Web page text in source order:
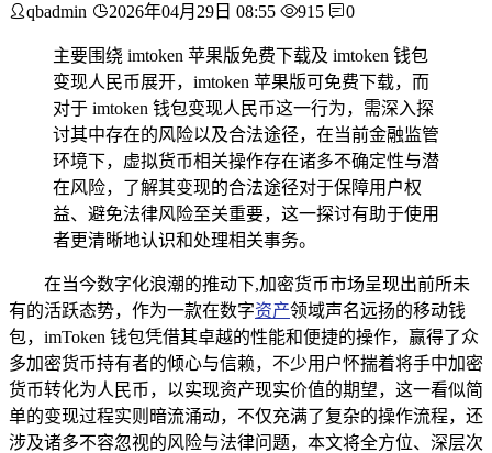
qbadmin 2026年04月29日 08:55 915 0
主要围绕 imtoken 苹果版免费下载及 imtoken 钱包
变现人民币展开，imtoken 苹果版可免费下载，而
对于 imtoken 钱包变现人民币这一行为，需深入探
讨其中存在的风险以及合法途径，在当前金融监管
环境下，虚拟货币相关操作存在诸多不确定性与潜
在风险，了解其变现的合法途径对于保障用户权
益、避免法律风险至关重要，这一探讨有助于使用
者更清晰地认识和处理相关事务。
在当今数字化浪潮的推动下,加密货币市场呈现出前所未
有的活跃态势，作为一款在数字资产领域声名远扬的移动钱
包，imToken 钱包凭借其卓越的性能和便捷的操作，赢得了众
多加密货币持有者的倾心与信赖，不少用户怀揣着将手中加密
货币转化为人民币，以实现资产现实价值的期望，这一看似简
单的变现过程实则暗流涌动，不仅充满了复杂的操作流程，还
涉及诸多不容忽视的风险与法律问题，本文将全方位、深层次